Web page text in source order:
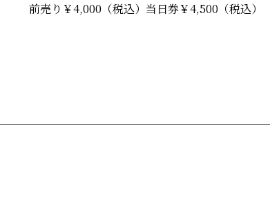
前売り￥4,000（税込）当日券￥4,500（税込）